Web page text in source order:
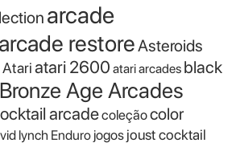
arcade
arcade restoreAsteroids
Atariatari 2600 atari arcades black
Bronze Age Arcades
arcadecoleçãocolor
lynch Enduro jogos joust cocktail